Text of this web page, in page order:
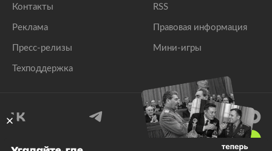
Контакты
Реклама
Пресс-релизы
Техподдержка
RSS
Правовая информация
Мини-игры